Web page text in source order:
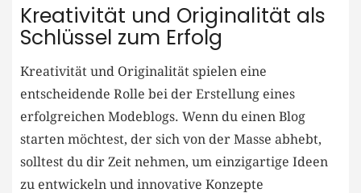
Kreativität und Originalität als
Schlüssel ​zum ⁢Erfolg
Kreativität und Originalität spielen eine
entscheidende Rolle bei der Erstellung eines
erfolgreichen Modeblogs. Wenn du einen Blog
starten⁤ möchtest, der sich von der Masse abhebt,
⁣solltest du dir Zeit nehmen, um einzigartige Ideen
zu entwickeln und innovative⁢ Konzepte